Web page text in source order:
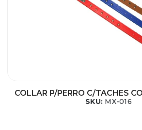
COLLAR P/PERRO C/TACHES
SKU: MX-016